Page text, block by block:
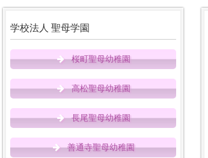
学校法人 聖母学園
桜町聖母幼稚園
高松聖母幼稚園
長尾聖母幼稚園
善通寺聖母幼稚園